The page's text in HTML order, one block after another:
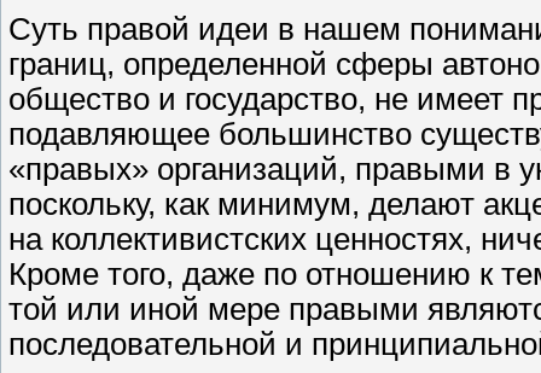
Суть правой идеи в нашем
границ, определенной сферы
общество и государство, не имеет
подавляющее большинство
«правых» организаций, правыми в
поскольку, как минимум, делают
на коллективистских ценностях,
Кроме того, даже по отношению к
той или иной мере правыми
последовательной и